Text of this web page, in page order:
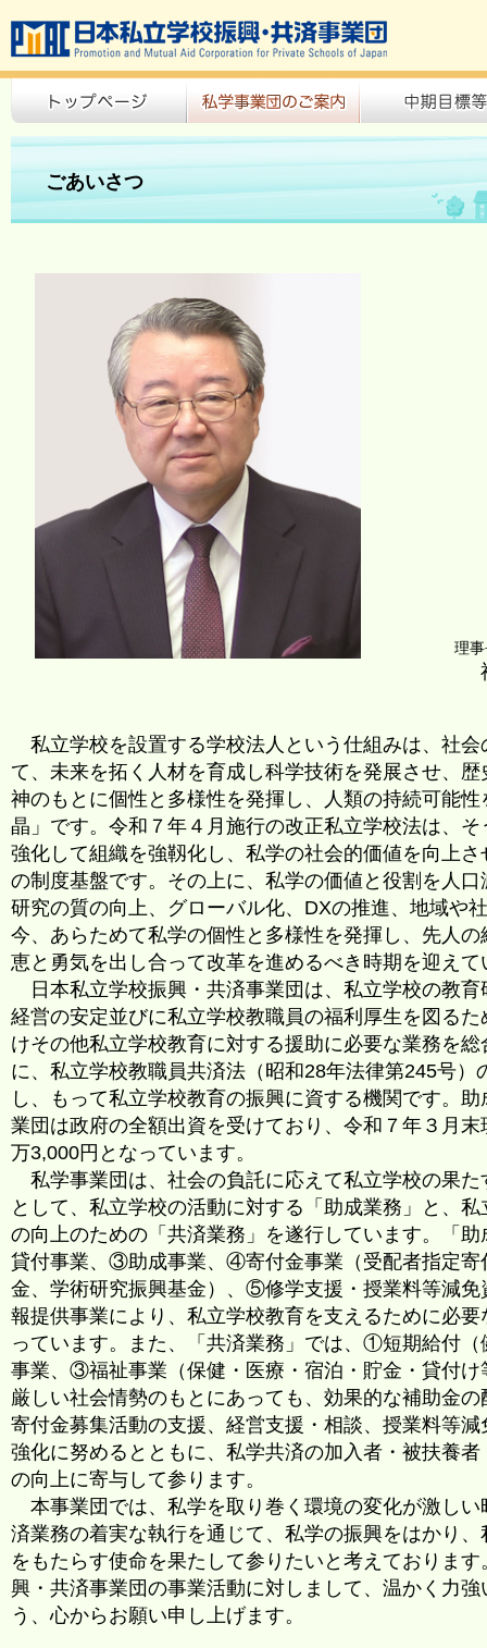
ごあいさつ
理事
福 原
私立学校を設置する学校法人という仕組みは、社
て、未来を拓く人材を育成し科学技術を発展させ、
神のもとに個性と多様性を発揮し、人類の持続可能
晶」です。令和７年４月施行の改正私立学校法は、
強化して組織を強靱化し、私学の社会的価値を向上
の制度基盤です。その上に、私学の価値と役割を人
研究の質の向上、グローバル化、DXの推進、地域や
今、あらためて私学の個性と多様性を発揮し、先人
恵と勇気を出し合って改革を進めるべき時期を迎えて
日本私立学校振興・共済事業団は、私立学校の教
経営の安定並びに私立学校教職員の福利厚生を図る
けその他私立学校教育に対する援助に必要な業務を
に、私立学校教職員共済法（昭和28年法律第245号）
し、もって私立学校教育の振興に資する機関です。
業団は政府の全額出資を受けており、令和７年３月
万3,000円となっています。
私学事業団は、社会の負託に応えて私立学校の果
として、私立学校の活動に対する「助成業務」と、
の向上のための「共済業務」を遂行しています。「
貸付事業、③助成事業、④寄付金事業（受配者指定寄
金、学術研究振興基金）、⑤修学支援・授業料等減
報提供事業により、私立学校教育を支えるために必
っています。また、「共済業務」では、①短期給付
事業、③福祉事業（保健・医療・宿泊・貯金・貸付
厳しい社会情勢のもとにあっても、効果的な補助金
寄付金募集活動の支援、経営支援・相談、授業料等
強化に努めるとともに、私学共済の加入者・被扶養
の向上に寄与して参ります。
本事業団では、私学を取り巻く環境の変化が激し
済業務の着実な執行を通じて、私学の振興をはかり
をもたらす使命を果たして参りたいと考えておりま
興・共済事業団の事業活動に対しまして、温かく力
う、心からお願い申し上げます。